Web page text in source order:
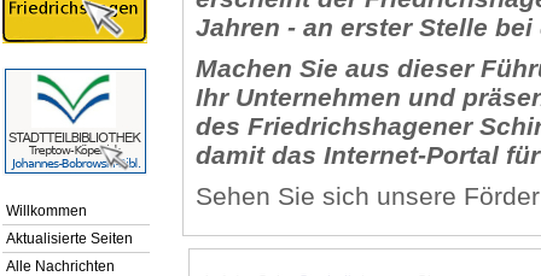
Willkommen
Aktualisierte Seiten
Alle Nachrichten
Jahren - an erster Stelle
Machen Sie aus dieser
Ihr Unternehmen und
des Friedrichshagener
damit das Internet-Portal
Sehen Sie sich unsere